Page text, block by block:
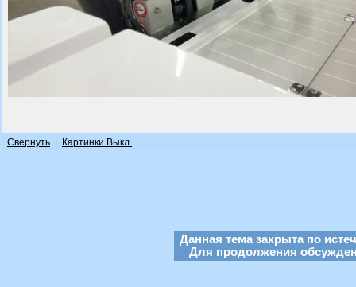
Свернуть Картинки Выкл.
Данная тема закрыта по
Для продолжения